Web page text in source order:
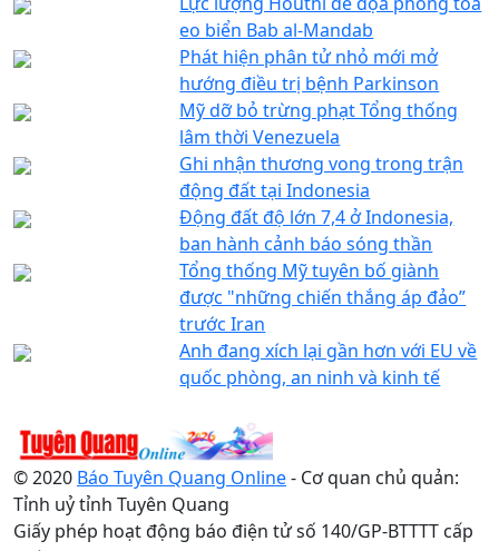
eo biển Bab al-Mandab
Phát hiện phân tử nhỏ mới mở
hướng điều trị bệnh Parkinson
Mỹ dỡ bỏ trừng phạt Tổng thống
lâm thời Venezuela
Ghi nhận thương vong trong trận
động đất tại Indonesia
Động đất độ lớn 7,4 ở Indonesia,
ban hành cảnh báo sóng thần
Tổng thống Mỹ tuyên bố giành
được "những chiến thắng áp đảo”
trước Iran
Anh đang xích lại gần hơn với EU về
quốc phòng, an ninh và kinh tế
© 2020 Báo Tuyên Quang Online- Cơ quan chủ quản:
Tỉnh uỷ tỉnh Tuyên Quang
Giấy phép hoạt động báo điện tử số 140/GP-BTTTT cấp